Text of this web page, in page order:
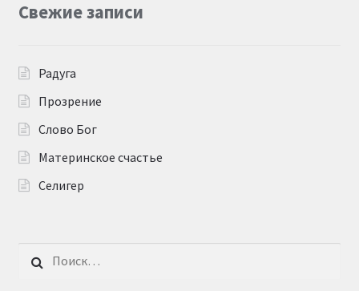
Свежие записи
Радуга
Прозрение
Слово Бог
Материнское счастье
Селигер
Найти: